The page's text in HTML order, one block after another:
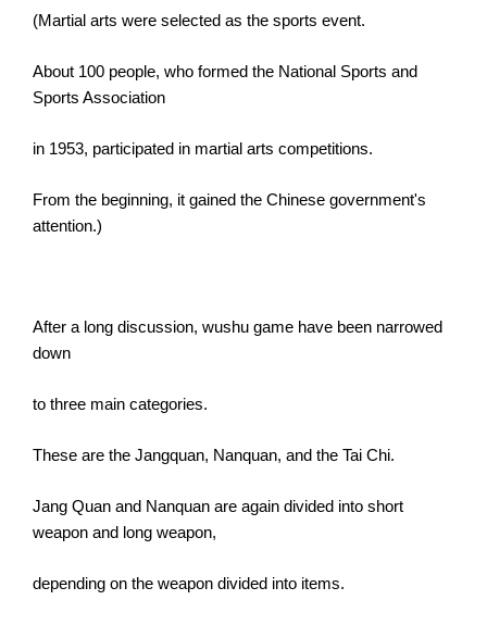
(Martial arts were selected as the sports event.
About 100 people, who formed the National Sports and
Sports Association
in 1953, participated in martial arts competitions.
From the beginning, it gained the Chinese government's
attention.)
After a long discussion, wushu game have been narrowed
down
to three main categories.
These are the Jangquan, Nanquan, and the Tai Chi.
Jang Quan and Nanquan are again divided into short
weapon and long weapon,
depending on the weapon divided into items.